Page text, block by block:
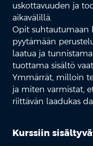
uskottavuuden ja
aikavälillä.
Opit suhtautumaan
pyytämään
laatua ja
tuottama sisältö
Ymmärrät, milloin
ja miten varmistat,
riittävän laadukas
Kurssiin